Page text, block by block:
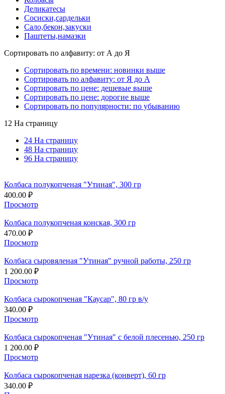
Деликатесы
Сосиски,сардельки
Сало,бекон,закуски
Паштеты,намазки
Сортировать по алфавиту: от А до Я
Сортировать по времени: новинки выше
Сортировать по алфавиту: от Я до А
Сортировать по цене: дешевые выше
Сортировать по цене: дорогие выше
Сортировать по популярности: по убыванию
12 На страницу
24 На страницу
48 На страницу
96 На страницу
Колбаса полукопченая "Утиная", 300 гр
400.00 ₽
Просмотр
Колбаса полукопченая конская, 300 гр
470.00 ₽
Просмотр
Колбаса сыровяленая "Утиная" ручной работы, 250 гр
1 200.00 ₽
Просмотр
Колбаса сырокопченая "Каусар", 80 гр в/у
340.00 ₽
Просмотр
Колбаса сырокопченая "Утиная" с белой плесенью, 250 гр
1 200.00 ₽
Просмотр
Колбаса сырокопченая нарезка (конверт), 60 гр
340.00 ₽